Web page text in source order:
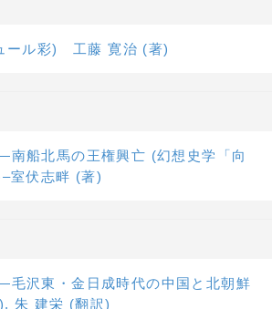
ール彩) 工藤 寛治 (著)
南船北馬の王権興亡 (幻想史学「向
室伏志畔 (著)
沢東・金日成時代の中国と北朝鮮
朱 建栄 (翻訳)